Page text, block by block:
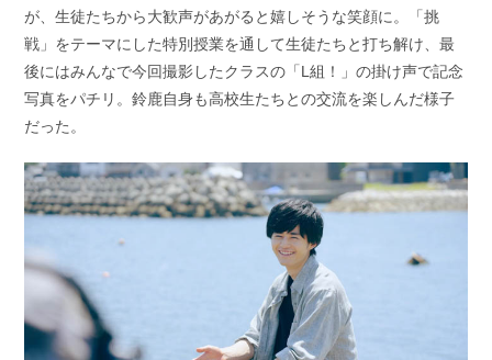
が、生徒たちから大歓声があがると嬉しそうな笑顔に。「挑
戦」をテーマにした特別授業を通して生徒たちと打ち解け、最
後にはみんなで今回撮影したクラスの「L組！」の掛け声で記念
写真をパチリ。鈴鹿自身も高校生たちとの交流を楽しんだ様子
だった。